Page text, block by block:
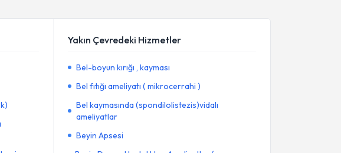
Yakın Çevredeki Hizmetler
Bel-boyun kırığı , kayması
Bel fıtığı ameliyatı ( mikrocerrahi )
Bel kaymasında (spondilolistezis)vidalı
ameliyatlar
Beyin Apsesi